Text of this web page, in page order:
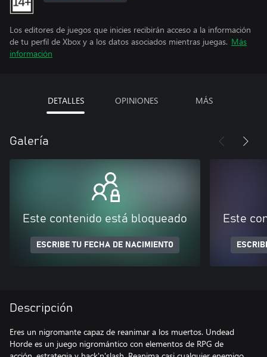
Los editores de juegos que inicies recibirán acceso a la información
de tu perfil de Xbox y a los datos asociados mientras juegas. Más
información
DETALLES OPINIONES MÁS
Galería
Este contenido está bloqueado
ESCRIBE TU FECHA DE NACIMIENTO
Este
Descripción
Eres un nigromante capaz de reanimar a los muertos. Undead
Horde es un juego nigromántico con elementos de RPG de